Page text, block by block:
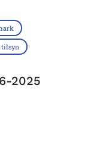
tilsyn
2025